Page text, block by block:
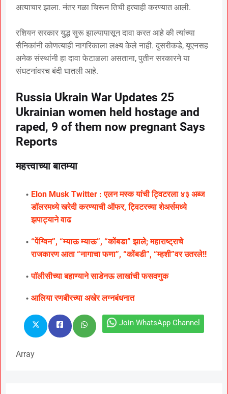
अत्याचार झाला. नंतर गळा चिरून तिची हत्याही करण्यात आली.
रशियन सरकार युद्ध सुरू झाल्यापासून दावा करत आहे की त्यांच्या
सैनिकांनी कोणत्याही नागरिकाला लक्ष्य केले नाही. दुसरीकडे, यूएनसह
अनेक संस्थांनी हा दावा फेटाळला असताना, पुतीन सरकारने या
संघटनांवरच बंदी घातली आहे.
Russia Ukrain War Updates 25
Ukrainian women held hostage and
raped, 9 of them now pregnant Says
Reports
महत्त्वाच्या बातम्या
Elon Musk Twitter : एलन मस्क यांची ट्विटरला ४३ अब्ज
डॉलरमध्ये खरेदी करण्याची ऑफर, ट्विटरच्या शेअर्समध्ये
झपाट्याने वाढ
“पेंग्विन”, “म्याऊ म्याऊ”, “कोंबडा” झाले; महाराष्ट्राचे
राजकारण आता “नागाचा फणा”, “कोंबडी”, “म्हशी”वर उतरले!!
पाॅलीसीच्या बहाण्याने साडेनऊ लाखांची फसवणुक
आलिया रणबीरच्या अखेर लग्नबंधनात
Join WhatsApp Channel
Array